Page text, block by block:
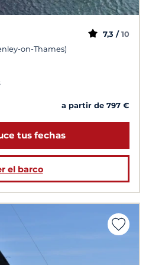
on-Thames)
7,3 / 10
a partir de 797 €
tus fechas
el barco